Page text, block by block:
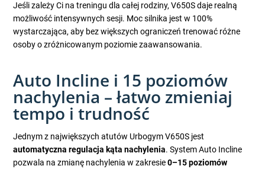
Jeśli zależy Ci na treningu dla całej rodziny, V650S daje realną
możliwość intensywnych sesji. Moc silnika jest w 100%
wystarczająca, aby bez większych ograniczeń trenować różne
osoby o zróżnicowanym poziomie zaawansowania.
Auto Incline i 15 poziomów
nachylenia – łatwo zmieniaj
tempo i trudność
Jednym z największych atutów Urbogym V650S jest
automatyczna regulacja kąta nachylenia. System Auto Incline
pozwala na zmianę nachylenia w zakresie0–15 poziomów